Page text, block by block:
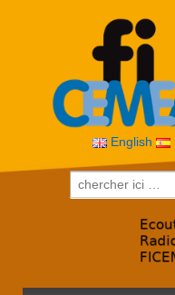
English
Recherche pour: